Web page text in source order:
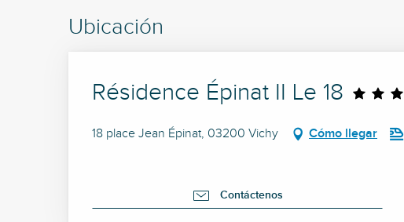
Ubicación
Résidence Épinat II Le 18
18 place Jean Épinat, 03200 Vichy Cómo llegar
Contáctenos